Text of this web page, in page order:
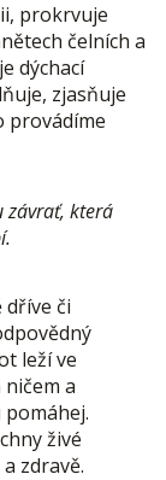
prokrvuje
čelních a
dýchací
zjasňuje
provádíme
závrať, která
dříve či
leží ve
a
živé
zdravě.